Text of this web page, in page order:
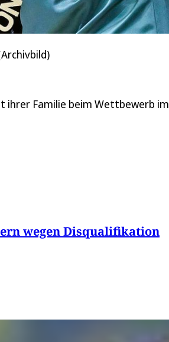
ihrer Familie beim Wettbewerb im
wegen Disqualifikation